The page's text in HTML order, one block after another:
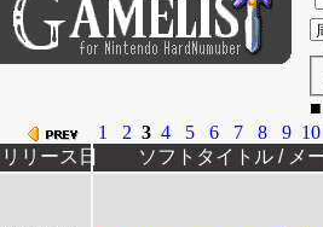
■
1 2 3 4 5 6 7 8 9 10
リリース日
ソフトタイトル / メ